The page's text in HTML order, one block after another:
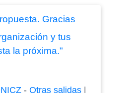
Gracias
y tus
la próxima."
- Otras salidas|